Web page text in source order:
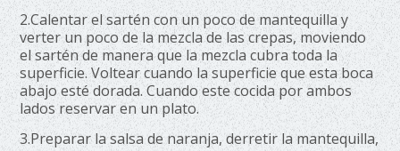
2.Calentar el sartén con un poco de mantequilla y
verter un poco de la mezcla de las crepas, moviendo
el sartén de manera que la mezcla cubra toda la
superficie. Voltear cuando la superficie que esta boca
abajo esté dorada. Cuando este cocida por ambos
lados reservar en un plato.
3.Preparar la salsa de naranja, derretir la mantequilla,